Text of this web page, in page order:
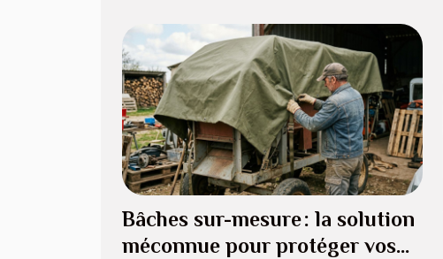
Bâches sur-mesure : la solution
méconnue pour protéger vos